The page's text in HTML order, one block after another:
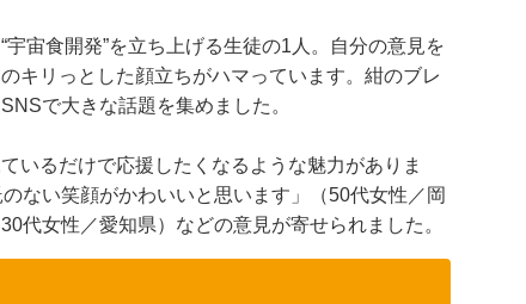
宙食開発”を立ち上げる生徒の1人。自分の意見を
キリっとした顔立ちがハマっています。紺のブレ
で大きな話題を集めました。
いるだけで応援したくなるような魅力がありま
ない笑顔がかわいいと思います」（50代女性／岡
代女性／愛知県）などの意見が寄せられました。